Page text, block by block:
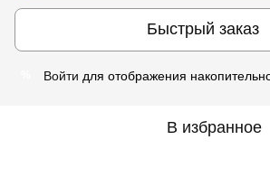
Быстрый заказ
Войти для отображения
В избранное